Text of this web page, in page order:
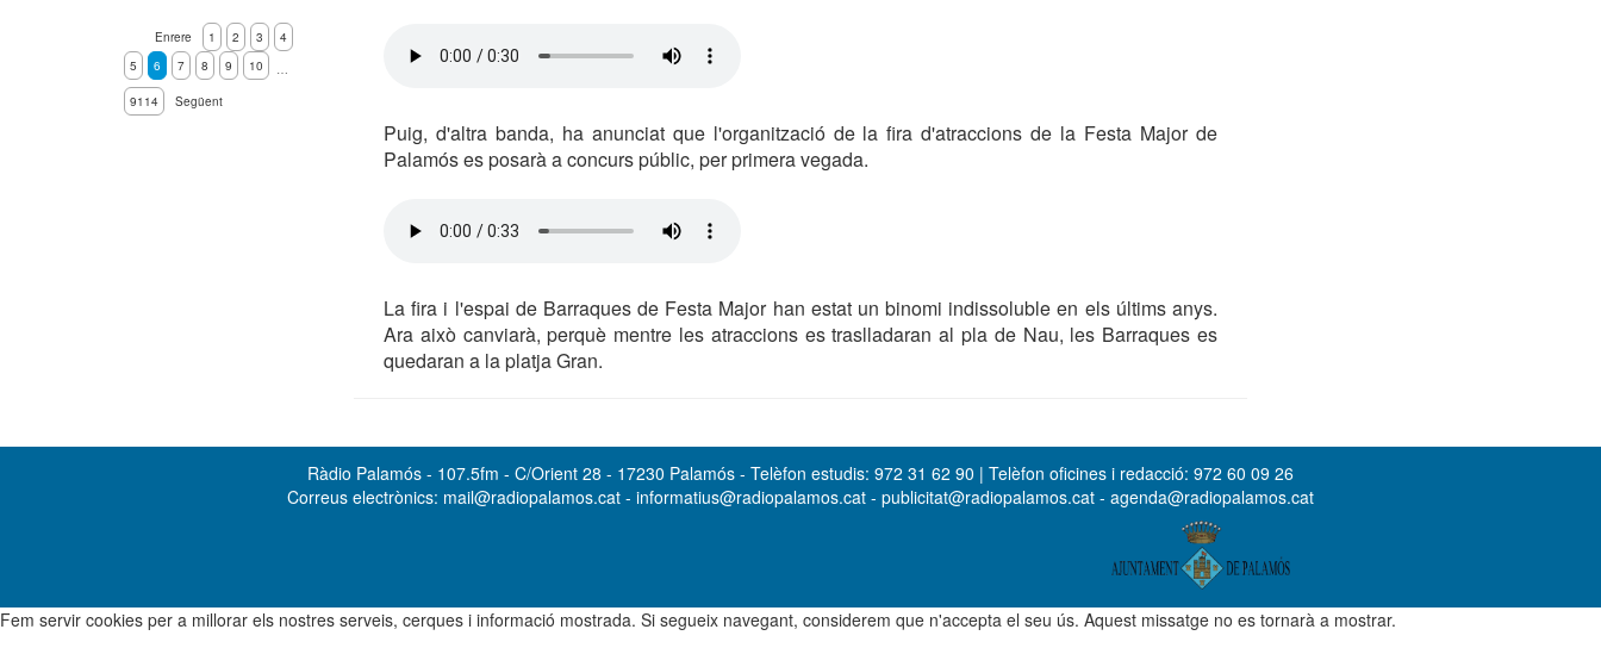
Puig, d'altra banda, ha anunciat que l'organització de la fira d'atraccions de la Festa Major de
Palamós es posarà a concurs públic, per primera vegada.
La fira i l'espai de Barraques de Festa Major han estat un binomi indissoluble en els últims anys.
Ara això canviarà, perquè mentre les atraccions es traslladaran al pla de Nau, les Barraques es
quedaran a la platja Gran.
Enrere 1 2 3
4
5
6 7 8 9 10
…
9114
Següent
Ràdio Palamós - 107.5fm - C/Orient 28 - 17230 Palamós - Telèfon estudis: 972 31 62 90 | Telèfon oficines i redacció: 972 60 09 26
Correus electrònics: mail@radiopalamos.cat - informatius@radiopalamos.cat - publicitat@radiopalamos.cat - agenda@radiopalamos.cat
Fem servir cookies per a millorar els nostres serveis, cerques i informació mostrada. Si segueix navegant, considerem que n'accepta el seu ús. Aquest missatge no es tornarà a mostrar.